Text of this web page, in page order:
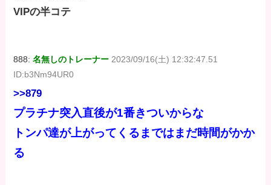
VIPの半コテ
888:名無しのトレーナー 2023/09/16(土) 12:32:47.51
ID:b3Nm94UR0
>>879
プラチナ突入直後が1番きついからな
トンパ達が上がってくるまではまだ時間がかか
る